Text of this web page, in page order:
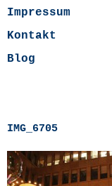
Impressum
Kontakt
Blog
IMG_6705